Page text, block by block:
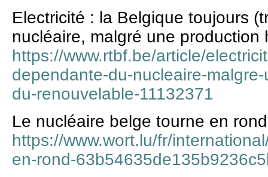
Electricité : la Belgique toujours
nucléaire, malgré une
https://www.rtbf.be/article/
dependante-du-nucleaire-
du-renouvelable-11132371
Le nucléaire belge tourne en rond
https://www.wort.lu/fr/
en-rond-